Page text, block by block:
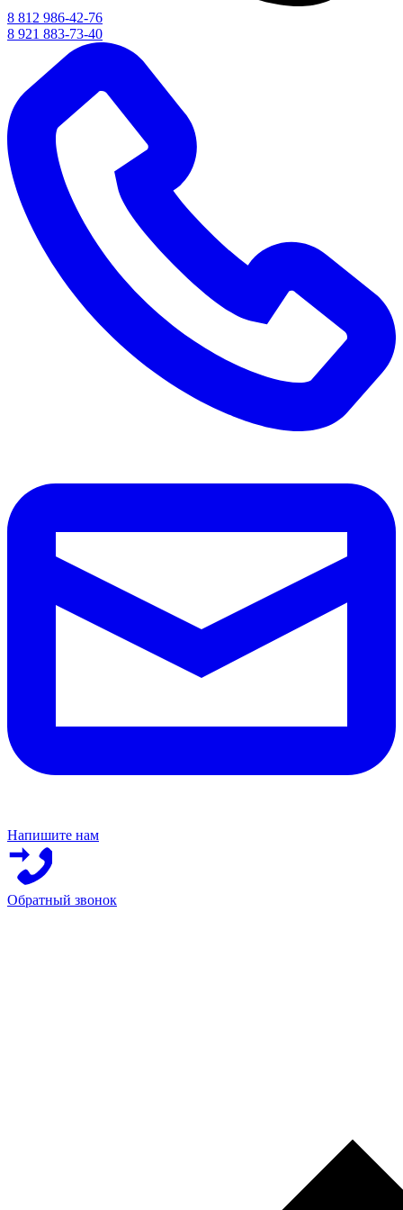
8 812 986-42-76
8 921 883-73-40
Напишите нам
Обратный звонок